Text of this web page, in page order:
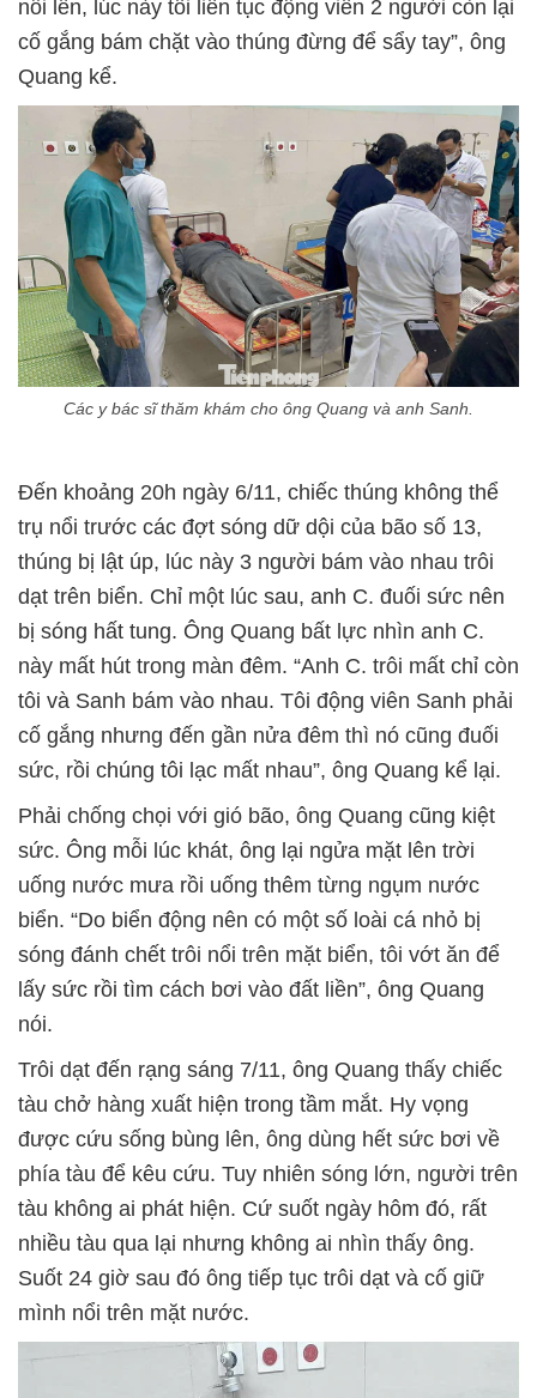
nổi lên, lúc này tôi liên tục động viên 2 người còn lại
cố gắng bám chặt vào thúng đừng để sẩy tay”, ông
Quang kể.
Các y bác sĩ thăm khám cho ông Quang và anh Sanh.
Đến khoảng 20h ngày 6/11, chiếc thúng không thể
trụ nổi trước các đợt sóng dữ dội của bão số 13,
thúng bị lật úp, lúc này 3 người bám vào nhau trôi
dạt trên biển. Chỉ một lúc sau, anh C. đuối sức nên
bị sóng hất tung. Ông Quang bất lực nhìn anh C.
này mất hút trong màn đêm. “Anh C. trôi mất chỉ còn
tôi và Sanh bám vào nhau. Tôi động viên Sanh phải
cố gắng nhưng đến gần nửa đêm thì nó cũng đuối
sức, rồi chúng tôi lạc mất nhau”, ông Quang kể lại.
Phải chống chọi với gió bão, ông Quang cũng kiệt
sức. Ông mỗi lúc khát, ông lại ngửa mặt lên trời
uống nước mưa rồi uống thêm từng ngụm nước
biển. “Do biển động nên có một số loài cá nhỏ bị
sóng đánh chết trôi nổi trên mặt biển, tôi vớt ăn để
lấy sức rồi tìm cách bơi vào đất liền”, ông Quang
nói.
Trôi dạt đến rạng sáng 7/11, ông Quang thấy chiếc
tàu chở hàng xuất hiện trong tầm mắt. Hy vọng
được cứu sống bùng lên, ông dùng hết sức bơi về
phía tàu để kêu cứu. Tuy nhiên sóng lớn, người trên
tàu không ai phát hiện. Cứ suốt ngày hôm đó, rất
nhiều tàu qua lại nhưng không ai nhìn thấy ông.
Suốt 24 giờ sau đó ông tiếp tục trôi dạt và cố giữ
mình nổi trên mặt nước.